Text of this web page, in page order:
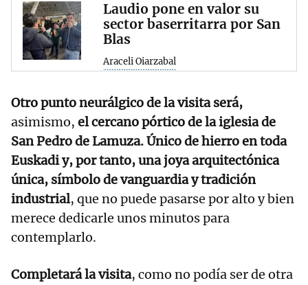
Laudio pone en valor su
sector baserritarra por San
Blas
Araceli Oiarzabal
Otro punto neurálgico de la visita será,
asimismo, el cercano pórtico de la iglesia de
San Pedro de Lamuza. Único de hierro en toda
Euskadi y, por tanto, una joya arquitectónica
única, símbolo de vanguardia y tradición
industrial, que no puede pasarse por alto y bien
merece dedicarle unos minutos para
contemplarlo.
Completará la visita, como no podía ser de otra